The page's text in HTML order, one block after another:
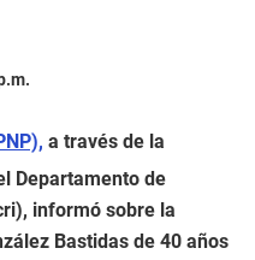
a través de la
Departamento de
informó sobre la
Bastidas de 40 años